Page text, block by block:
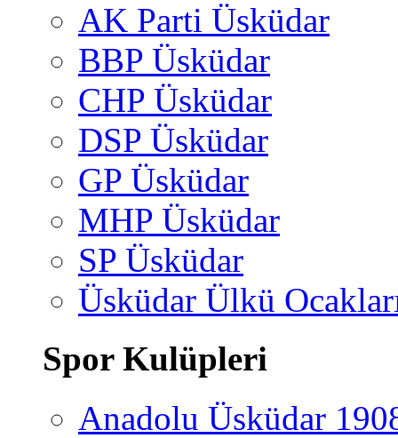
AK Parti Üsküdar
BBP Üsküdar
CHP Üsküdar
DSP Üsküdar
GP Üsküdar
MHP Üsküdar
SP Üsküdar
Üsküdar Ülkü
Spor Kulüpleri
Anadolu Üsküdar